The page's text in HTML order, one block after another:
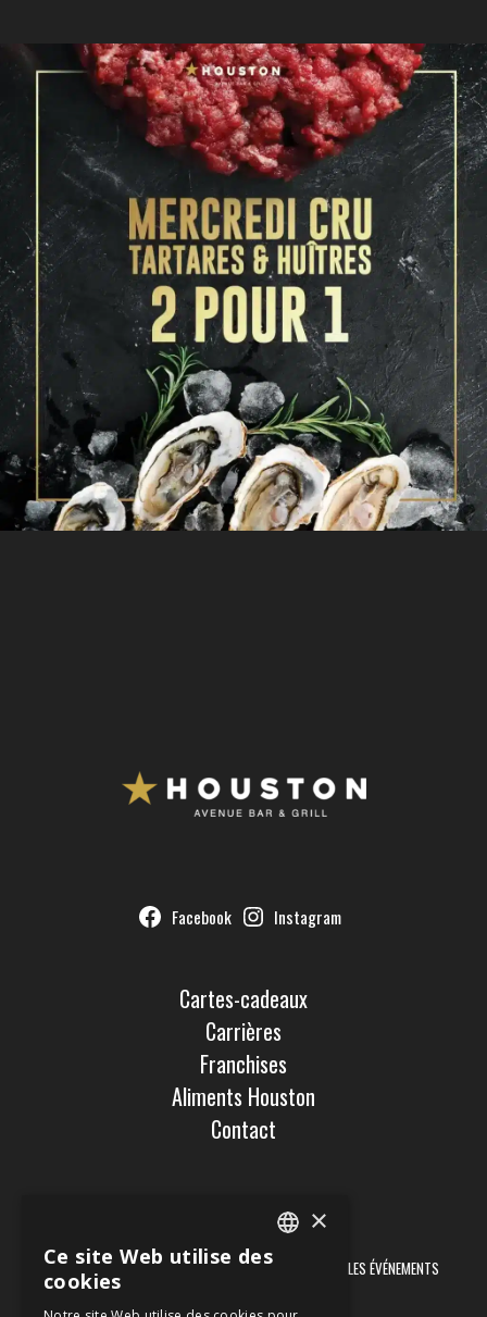
Facebook Instagram
Cartes-cadeaux
Carrières
Franchises
Aliments Houston
Contact
Newsletter
RECEVEZ DES INFORMATIONS SUR LES PROMOTIONS ET LES ÉVÉNEMENTS
×
Ce site Web utilise des
cookies